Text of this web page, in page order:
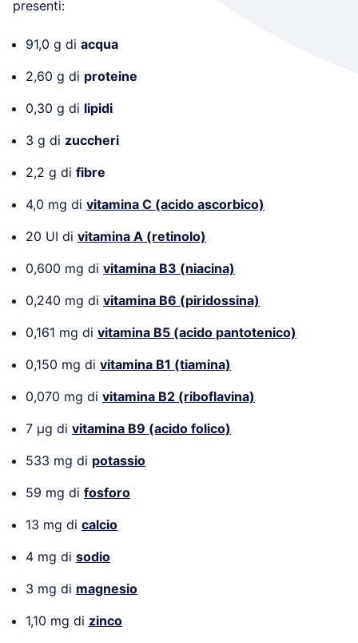
presenti:
91,0 g di acqua
2,60 g di proteine
0,30 g di lipidi
3 g di zuccheri
2,2 g di fibre
4,0 mg di vitamina C (acido ascorbico)
20 UI di vitamina A (retinolo)
0,600 mg di vitamina B3 (niacina)
0,240 mg di vitamina B6 (piridossina)
0,161 mg di vitamina B5 (acido pantotenico)
0,150 mg di vitamina B1 (tiamina)
0,070 mg di vitamina B2 (riboflavina)
7 µg di vitamina B9 (acido folico)
533 mg di potassio
59 mg di fosforo
13 mg di calcio
4 mg di sodio
3 mg di magnesio
1,10 mg di zinco